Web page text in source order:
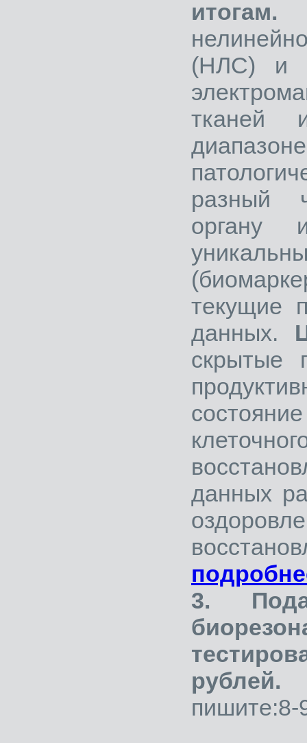
итогам.
(НЛС) и
тканей
разный
органу
текущие
данных.
скрытые
данных
3.
рублей.
пишите:8-